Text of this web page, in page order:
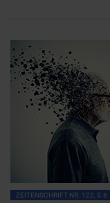
ZEITENSCHRIFT NR. 122, S.6